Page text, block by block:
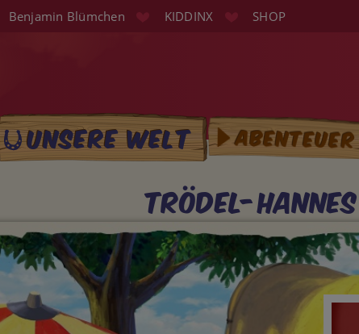
Benjamin Blümchen KIDDINX SHOP
Main
navigation
Unsere Welt Abenteuer
Trödel-Hannes